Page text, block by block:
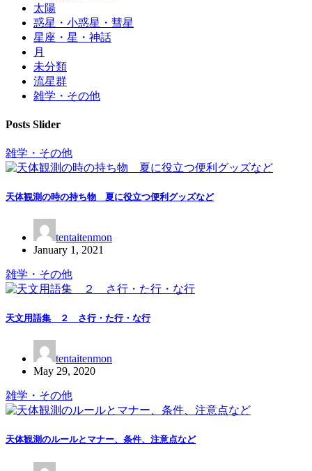
太陽
惑星・小惑星・彗星
星座・星・神話
月
未分類
流星群
雑学・その他
Posts Slider
雑学・その他
天体観測の時の持ち物 夏に役立つ便利グッズなど
tentaitenmon
January 1, 2021
雑学・その他
天文用語集 ２ さ行・た行・な行
tentaitenmon
May 29, 2020
雑学・その他
天体観測のルールとマナー、条件、注意点など